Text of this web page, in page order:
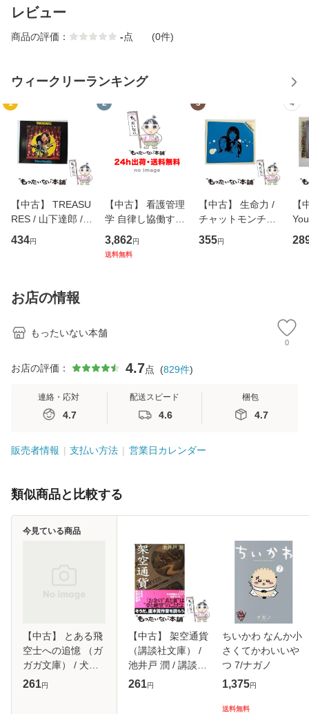
レビュー
商品の評価： -点 (0件)
ウィークリーランキング
1
【中古】 TREASU
RES / 山下達郎 /
イーストウエス
ト・ジャパン [CD]
434円
2
【中古】 看護管理
学 自律し協働する
専門職の看護マネ
ジメントスキル 改
3,862円
送料無料
3
【中古】 生命力 /
チャットモンチー /
キューンレコード
[CD]【メール便送
355円
4
【
のが
お店の情報
もったいない本舗
0
お店の評価： 4.7点 (829件)
連絡・応対
4.7
配送スピード
4.6
梱包
4.7
販売者情報 支払い方法 営業日カレンダー
類似商品と比較する
【中古】 とある飛
空士への追憶 （ガ
ガガ文庫） / 犬村
小六 / 小学館 [文
261円
今見ている商品
【中古】 架空通貨
（講談社文庫） /
池井戸 潤 / 講談社
[文庫]【メール便送
261円
ちいかわ なんか小
さくてかわいいや
つ 7/ナガノ
1,375円
送料無料